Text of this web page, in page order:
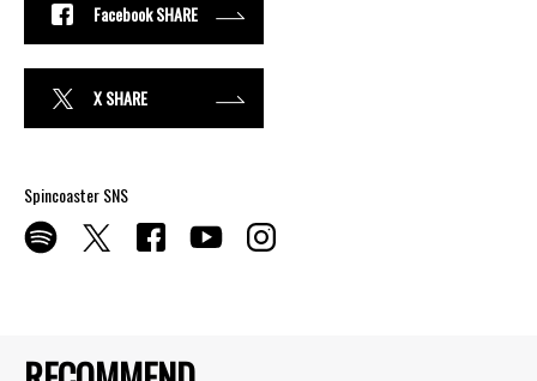
Facebook SHARE
X SHARE
Spincoaster SNS